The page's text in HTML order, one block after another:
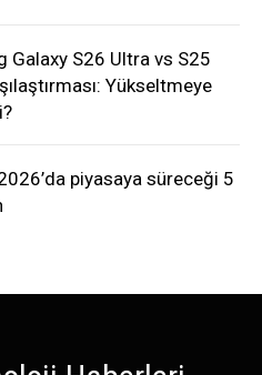
Galaxy S26 Ultra vs S25
Yükseltmeye
2026’da piyasaya süreceği 5